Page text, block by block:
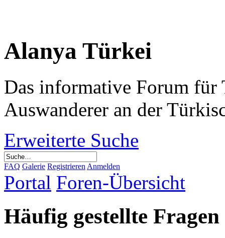
Alanya Türkei
Das informative Forum für
Auswanderer an der
Erweiterte Suche
FAQ Galerie Registrieren Anmelden
Portal Foren-Übersicht
Häufig gestellte Fragen